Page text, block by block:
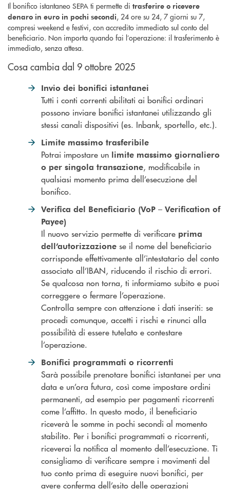
Il bonifico istantaneo SEPA ti permette di trasferire o ricevere
denaro in euro in pochi secondi, 24 ore su 24, 7 giorni su 7,
compresi weekend e festivi, con accredito immediato sul conto del
beneficiario. Non importa quando fai l’operazione: il trasferimento è
immediato, senza attesa.
Cosa cambia dal 9 ottobre 2025
Invio dei bonifici istantanei
Tutti i conti correnti abilitati ai bonifici ordinari
possono inviare bonifici istantanei utilizzando gli
stessi canali dispositivi (es. Inbank, sportello, etc.).
Limite massimo trasferibile
Potrai impostare un limite massimo giornaliero
o per singola transazione, modificabile in
qualsiasi momento prima dell’esecuzione del
bonifico.
Verifica del Beneficiario (VoP – Verification of
Payee)
Il nuovo servizio permette di verificare prima
dell’autorizzazione se il nome del beneficiario
corrisponde effettivamente all’intestatario del conto
associato all’IBAN, riducendo il rischio di errori.
Se qualcosa non torna, ti informiamo subito e puoi
correggere o fermare l’operazione.
Controlla sempre con attenzione i dati inseriti: se
procedi comunque, accetti i rischi e rinunci alla
possibilità di essere tutelato e contestare
l’operazione.
Bonifici programmati o ricorrenti
Sarà possibile prenotare bonifici istantanei per una
data e un’ora futura, così come impostare ordini
permanenti, ad esempio per pagamenti ricorrenti
come l’affitto. In questo modo, il beneficiario
riceverà le somme in pochi secondi al momento
stabilito. Per i bonifici programmati o ricorrenti,
riceverai la notifica al momento dell’esecuzione. Ti
consigliamo di verificare sempre i movimenti del
tuo conto prima di eseguire nuovi bonifici, per
avere conferma dell’esito delle operazioni